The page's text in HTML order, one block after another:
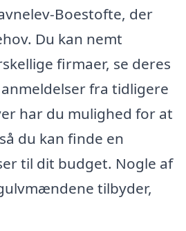
Boestofte, der
Du kan nemt
firmaer, se deres
fra tidligere
har du mulighed for at
du kan finde en
til dit budget. Nogle af
tilbyder,